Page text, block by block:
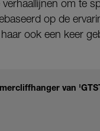
om te
op de
ook een keer
van